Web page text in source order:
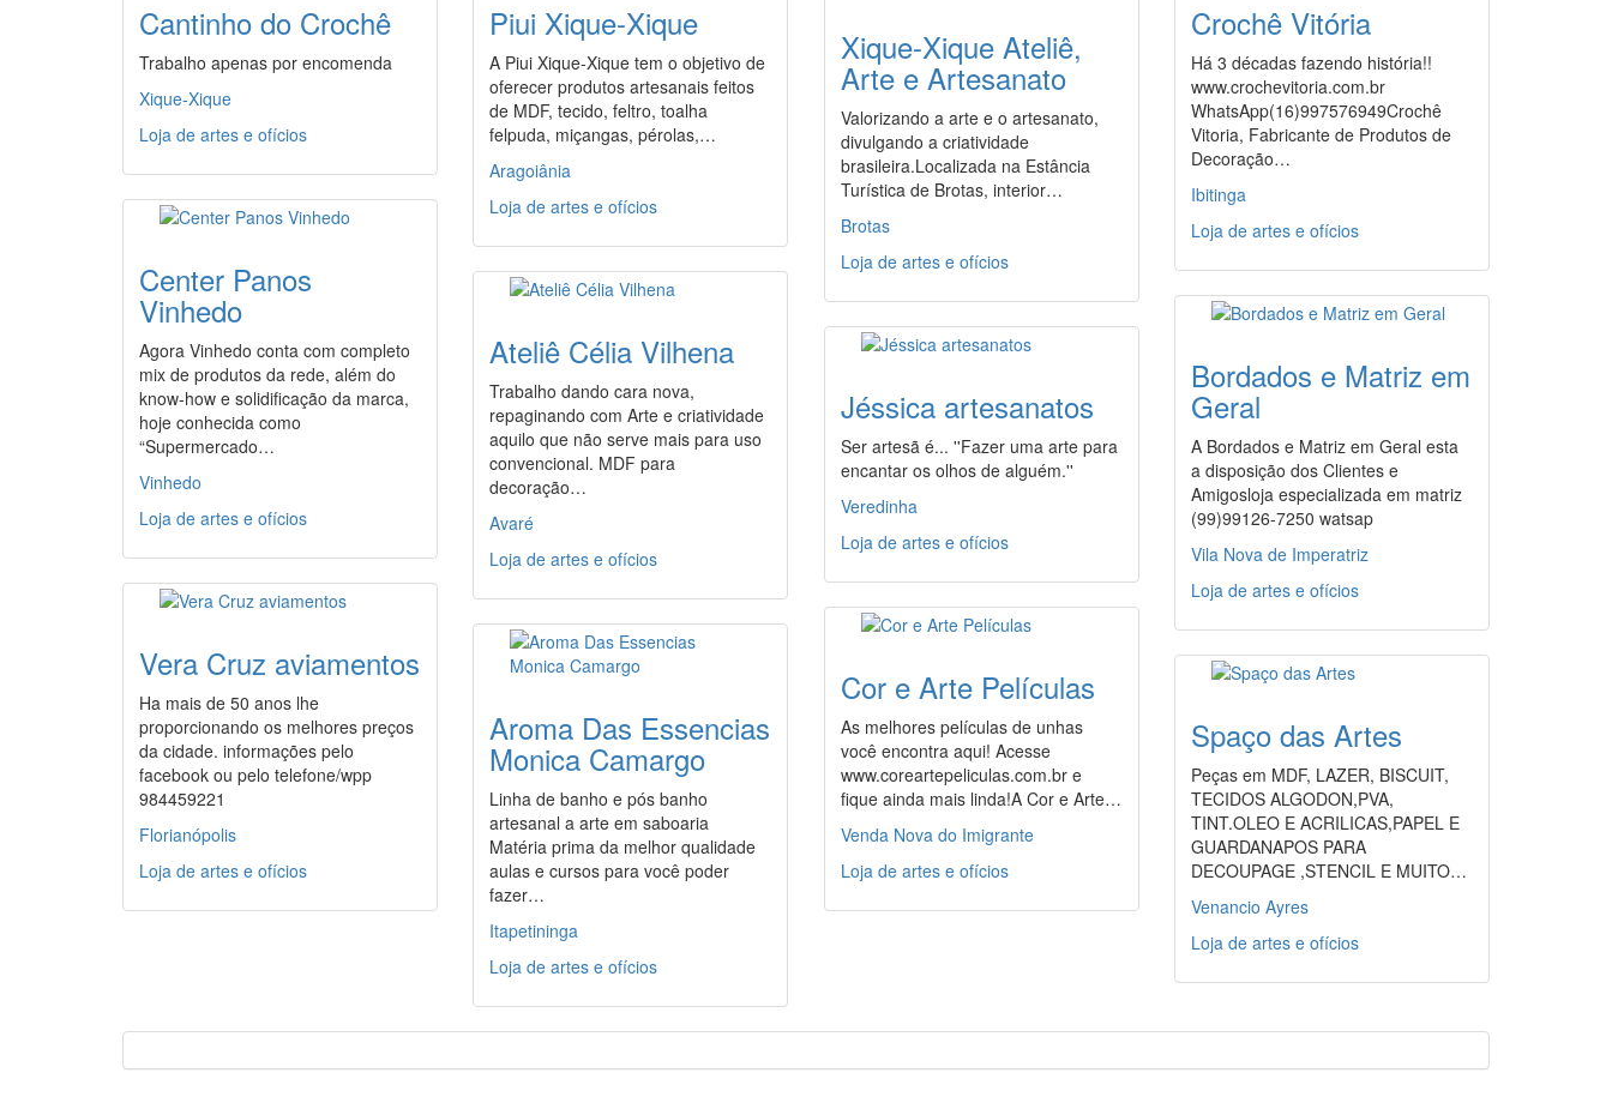
Cantinho do Crochê
Trabalho apenas por encomenda
Xique-Xique
Loja de artes e ofícios
Piui Xique-Xique
A Piui Xique-Xique tem o objetivo de
oferecer produtos artesanais feitos
de MDF, tecido, feltro, toalha
felpuda, miçangas, pérolas,…
Aragoiânia
Loja de artes e ofícios
Xique-Xique Ateliê,
Arte e Artesanato
Valorizando a arte e o artesanato,
divulgando a criatividade
brasileira.Localizada na Estância
Turística de Brotas, interior…
Brotas
Loja de artes e ofícios
Crochê Vitória
Há 3 décadas fazendo história!!
www.crochevitoria.com.br
WhatsApp(16)997576949Crochê
Vitoria, Fabricante de Produtos de
Decoração…
Ibitinga
Loja de artes e ofícios
Center Panos
Vinhedo
Agora Vinhedo conta com completo
mix de produtos da rede, além do
know-how e solidificação da marca,
hoje conhecida como
“Supermercado…
Vinhedo
Loja de artes e ofícios
Ateliê Célia Vilhena
Trabalho dando cara nova,
repaginando com Arte e criatividade
aquilo que não serve mais para uso
convencional. MDF para
decoração…
Avaré
Loja de artes e ofícios
Bordados e Matriz em
Geral
A Bordados e Matriz em Geral esta
a disposição dos Clientes e
Amigosloja especializada em matriz
(99)99126-7250 watsap
Vila Nova de Imperatriz
Loja de artes e ofícios
Jéssica artesanatos
Ser artesã é... ''Fazer uma arte para
encantar os olhos de alguém.''
Veredinha
Loja de artes e ofícios
Vera Cruz aviamentos
Ha mais de 50 anos lhe
proporcionando os melhores preços
da cidade. informações pelo
facebook ou pelo telefone/wpp
984459221
Florianópolis
Loja de artes e ofícios
Cor e Arte Películas
As melhores películas de unhas
você encontra aqui! Acesse
www.coreartepeliculas.com.br e
fique ainda mais linda!A Cor e Arte…
Venda Nova do Imigrante
Loja de artes e ofícios
Aroma Das Essencias
Monica Camargo
Linha de banho e pós banho
artesanal a arte em saboaria
Matéria prima da melhor qualidade
aulas e cursos para você poder
fazer…
Itapetininga
Loja de artes e ofícios
Spaço das Artes
Peças em MDF, LAZER, BISCUIT,
TECIDOS ALGODON,PVA,
TINT.OLEO E ACRILICAS,PAPEL E
GUARDANAPOS PARA
DECOUPAGE ,STENCIL E MUITO…
Venancio Ayres
Loja de artes e ofícios